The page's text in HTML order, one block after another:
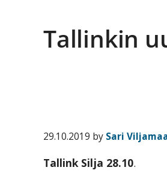
ry
ry
FBTA
ja
elinkeinokseen
Tallinkin
29.10.2019 by Sari
Tallink Silja 28.10.